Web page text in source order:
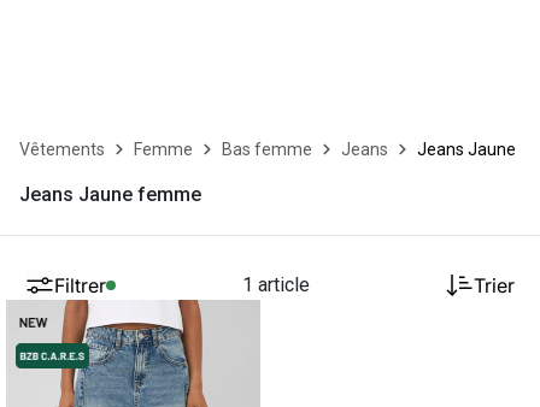
Vêtements Femme Bas femme Jeans Jeans Jaune
Jeans Jaune femme
Filtrer 1 article Trier